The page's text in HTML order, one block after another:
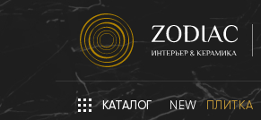
КАТАЛОГ NEW ПЛИТКА